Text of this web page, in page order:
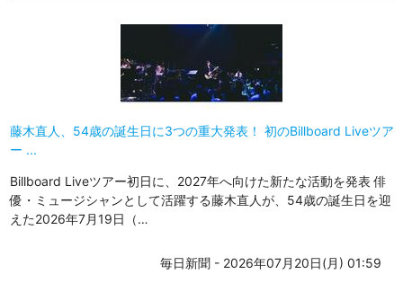
藤木直人、54歳の誕生日に3つの重大発表！ 初のBillboard Liveツア
ー ...
Billboard Liveツアー初日に、2027年へ向けた新たな活動を発表 俳
優・ミュージシャンとして活躍する藤木直人が、54歳の誕生日を迎
えた2026年7月19日（…
毎日新聞 - 2026年07月20日(月) 01:59